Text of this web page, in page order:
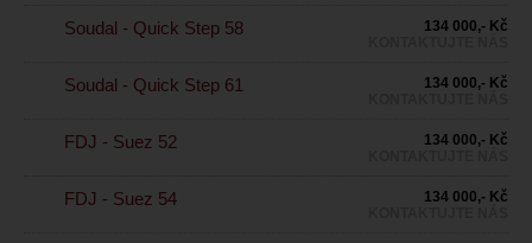
Soudal - Quick Step 58
134 000,- Kč
Soudal - Quick Step 61
134 000,- Kč
FDJ - Suez 52
134 000,- Kč
FDJ - Suez 54
134 000,- Kč